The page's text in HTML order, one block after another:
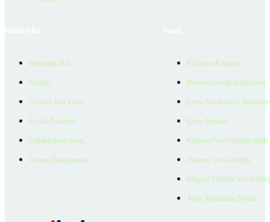
Danışman Bul
Projeler
Ücretsiz İlan Verin
Üyelik Paketleri
EmlakZeka Asistan
Uzman Danışmanlar
Kullanım Koşulları
Bireysel Üyelik Sözleşmesi
Çerez Politikası ve
Çerez Ayarları
Kullanıcı Veri Gizliliği
Ziyaretçi Veri Gizliliği
Müşteri Yetkilisi Veri
Aday Aydınlatma Metni